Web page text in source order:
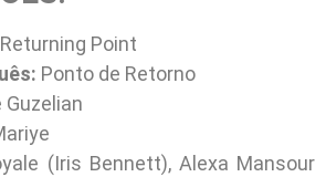
Returning Point
Ponto de Retorno
Guzelian
(Iris Bennett), Alexa Mansour